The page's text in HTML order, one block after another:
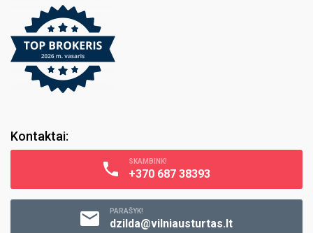
Kontaktai:
SKAMBINK!
+370 687 38393
PARAŠYK!
dzilda@vilniausturtas.lt